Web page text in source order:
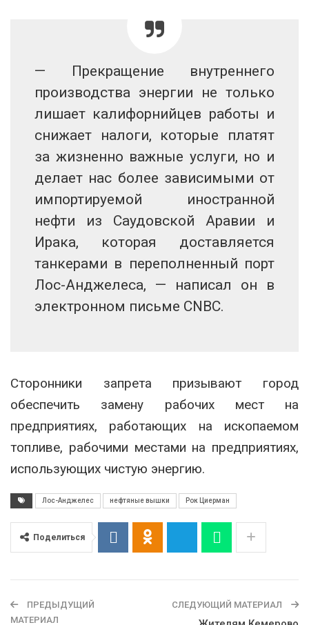
— Прекращение внутреннего
производства энергии не только
лишает калифорнийцев работы и
снижает налоги, которые платят
за жизненно важные услуги, но и
делает нас более зависимыми от
импортируемой иностранной
нефти из Саудовской Аравии и
Ирака, которая доставляется
танкерами в переполненный порт
Лос-Анджелеса, — написал он в
электронном письме CNBC.
Сторонники запрета призывают город
обеспечить замену рабочих мест на
предприятиях, работающих на ископаемом
топливе, рабочими местами на предприятиях,
использующих чистую энергию.
Лос-Анджелес нефтяные вышки Рок Циерман
Поделиться
ПРЕДЫДУЩИЙ
МАТЕРИАЛ
СЛЕДУЮЩИЙ МАТЕРИАЛ